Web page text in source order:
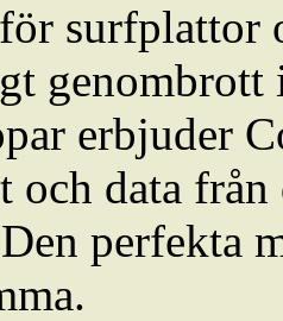
surfplattor
erbjuder
data från
perfekta